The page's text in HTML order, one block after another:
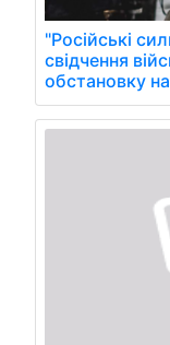
"Російські
свідчення
обстановку